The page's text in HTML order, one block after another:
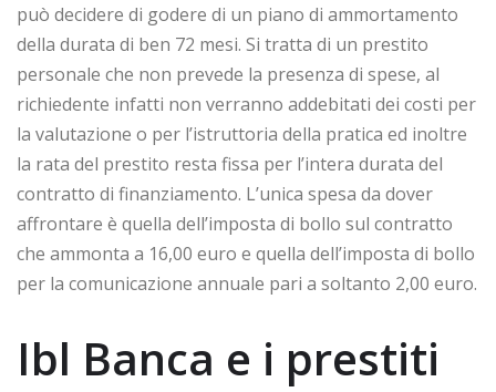
può decidere di godere di un piano di ammortamento
della durata di ben 72 mesi. Si tratta di un prestito
personale che non prevede la presenza di spese, al
richiedente infatti non verranno addebitati dei costi per
la valutazione o per l’istruttoria della pratica ed inoltre
la rata del prestito resta fissa per l’intera durata del
contratto di finanziamento. L’unica spesa da dover
affrontare è quella dell’imposta di bollo sul contratto
che ammonta a 16,00 euro e quella dell’imposta di bollo
per la comunicazione annuale pari a soltanto 2,00 euro.
Ibl Banca e i prestiti